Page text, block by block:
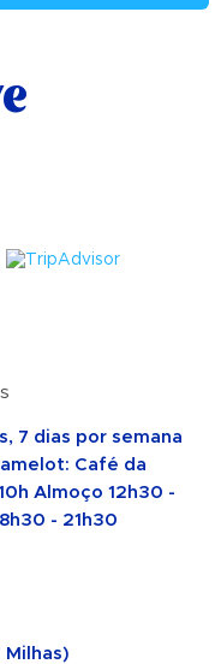
7 dias por semana
Café da
Almoço 12h30 -
- 21h30
Milhas)